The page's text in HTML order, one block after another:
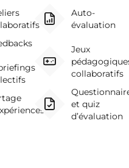
Auto-
évaluation
Jeux
collaboratifs
et quiz
d’évaluation